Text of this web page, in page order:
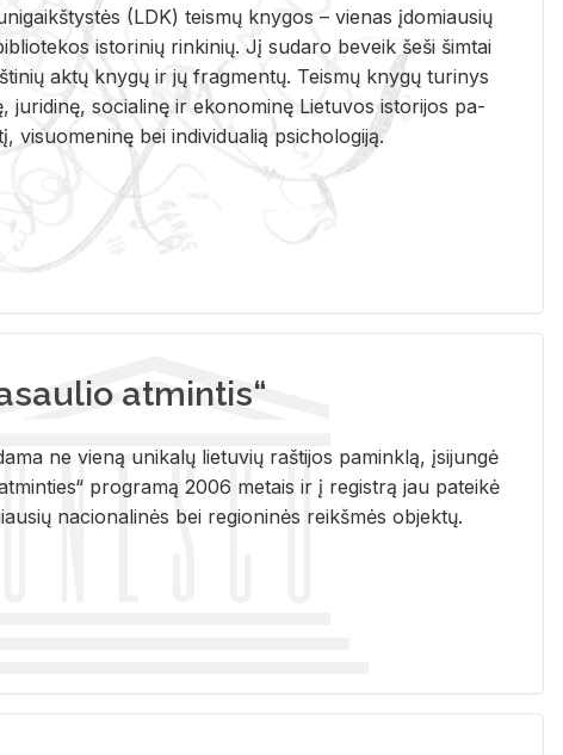
(LDK) teis­mų kny­gos – vie­nas įdo­miau­sių
is­to­ri­nių rin­ki­nių. Jį su­da­ro be­veik šeši šim­tai
aktų kny­gų ir jų frag­men­tų. Teis­mų kny­gų tu­ri­nys
ju­ri­di­nę, so­cia­li­nę ir eko­no­mi­nę Lie­tu­vos is­to­ri­jos pa­
vi­suo­me­ni­nę bei in­di­vi­dua­lią psi­cho­lo­gi­ją.
atmintis“
ne vieną unikalų lietuvių raštijos paminklą, įsijungė
programą 2006 metais ir į registrą jau pateikė
nacionalinės bei regioninės reikšmės objektų.